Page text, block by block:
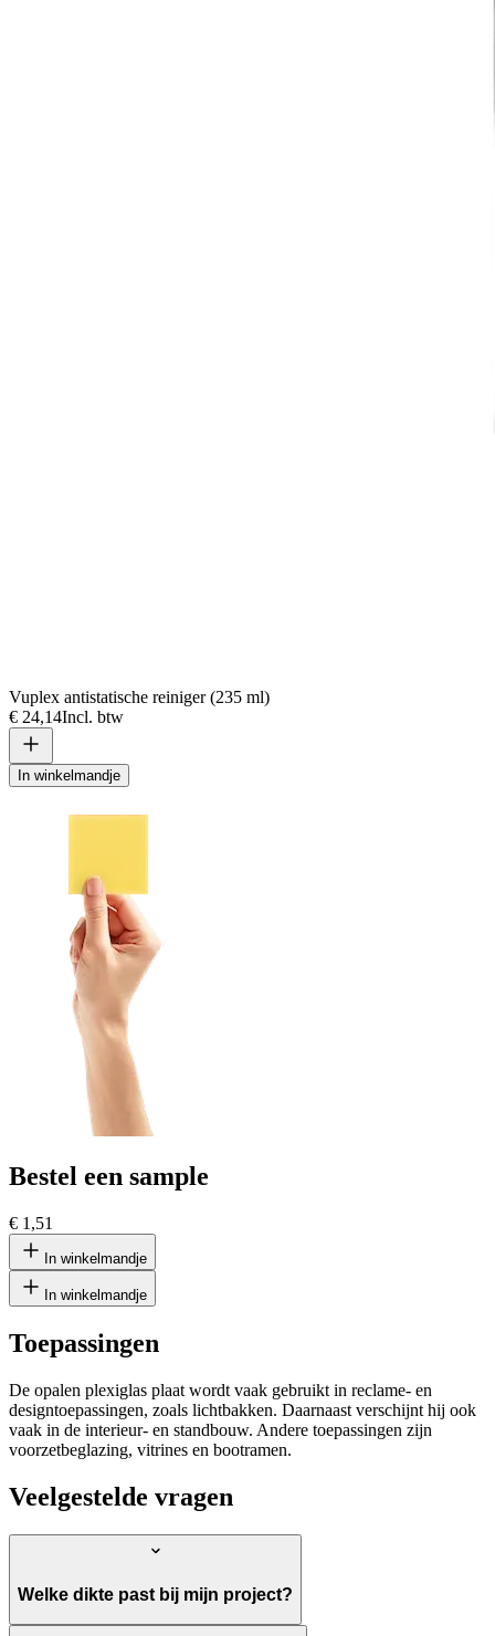
Vuplex antistatische reiniger (235 ml)
€ 24,14Incl. btw
In winkelmandje
Bestel een sample
€ 1,51
In winkelmandje
In winkelmandje
Toepassingen
De opalen plexiglas plaat wordt vaak gebruikt in reclame- en
designtoepassingen, zoals lichtbakken. Daarnaast verschijnt hij ook
vaak in de interieur- en standbouw. Andere toepassingen zijn
voorzetbeglazing, vitrines en bootramen.
Veelgestelde vragen
Welke dikte past bij mijn project?